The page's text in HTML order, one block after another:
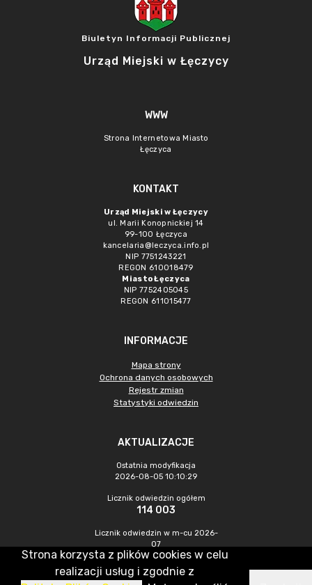
Biuletyn Informacji Publicznej
Urząd Miejski w Łęczycy
WWW
Strona Internetowa Miasto
Łęczyca
KONTAKT
Urząd Miejski w Łęczycy
ul. Marii Konopnickiej 14
99-100 Łęczyca
kancelaria@leczyca.info.pl
NIP 7751243221
REGON 610018479
Miasto Łęczyca
NIP 7752405045
REGON 611015477
INFORMACJE
Mapa strony
Ochrona danych osobowych
Rejestr zmian
Statystyki odwiedzin
AKTUALIZACJE
Ostatnia modyfikacja
2026-08-05 10:10:29
Licznik odwiedzin ogółem
114 003
Licznik odwiedzin w m-cu 2026-
07
522
Strona korzysta z plików cookies w celu
realizacji usług i zgodnie z